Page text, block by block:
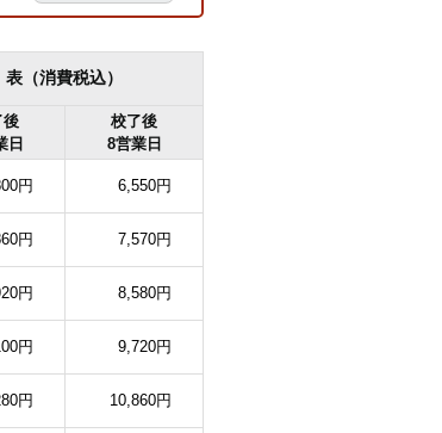
（消費税込）
後
日
校了後
8営業日
円 6,550円
円 7,570円
円 8,580円
円 9,720円
円 10,860円